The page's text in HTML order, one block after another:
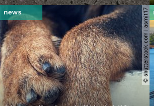
© shutterstock.com | asmit17